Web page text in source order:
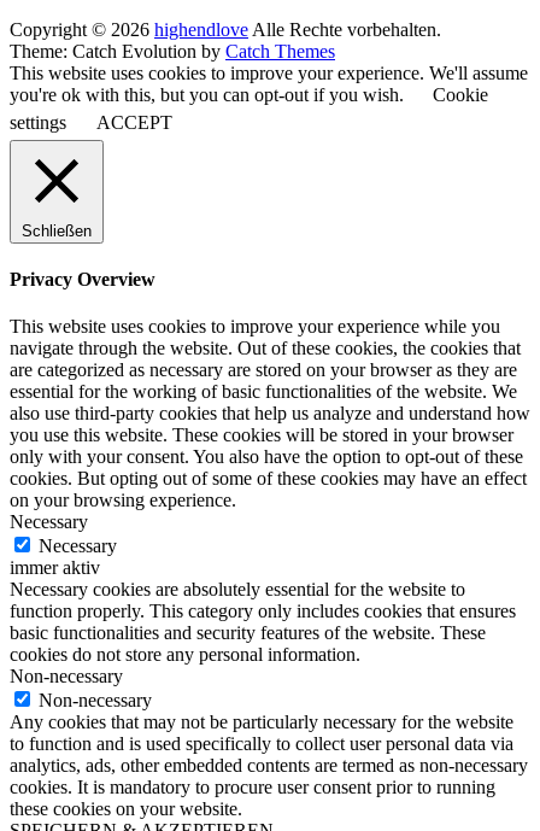
Copyright © 2026 highendlove Alle Rechte vorbehalten.
Theme: Catch Evolution by Catch Themes
This website uses cookies to improve your experience. We'll assume
you're ok with this, but you can opt-out if you wish.
Cookie
settings
ACCEPT
Schließen
Privacy Overview
This website uses cookies to improve your experience while you
navigate through the website. Out of these cookies, the cookies that
are categorized as necessary are stored on your browser as they are
essential for the working of basic functionalities of the website. We
also use third-party cookies that help us analyze and understand how
you use this website. These cookies will be stored in your browser
only with your consent. You also have the option to opt-out of these
cookies. But opting out of some of these cookies may have an effect
on your browsing experience.
Necessary
Necessary
immer aktiv
Necessary cookies are absolutely essential for the website to
function properly. This category only includes cookies that ensures
basic functionalities and security features of the website. These
cookies do not store any personal information.
Non-necessary
Non-necessary
Any cookies that may not be particularly necessary for the website
to function and is used specifically to collect user personal data via
analytics, ads, other embedded contents are termed as non-necessary
cookies. It is mandatory to procure user consent prior to running
these cookies on your website.